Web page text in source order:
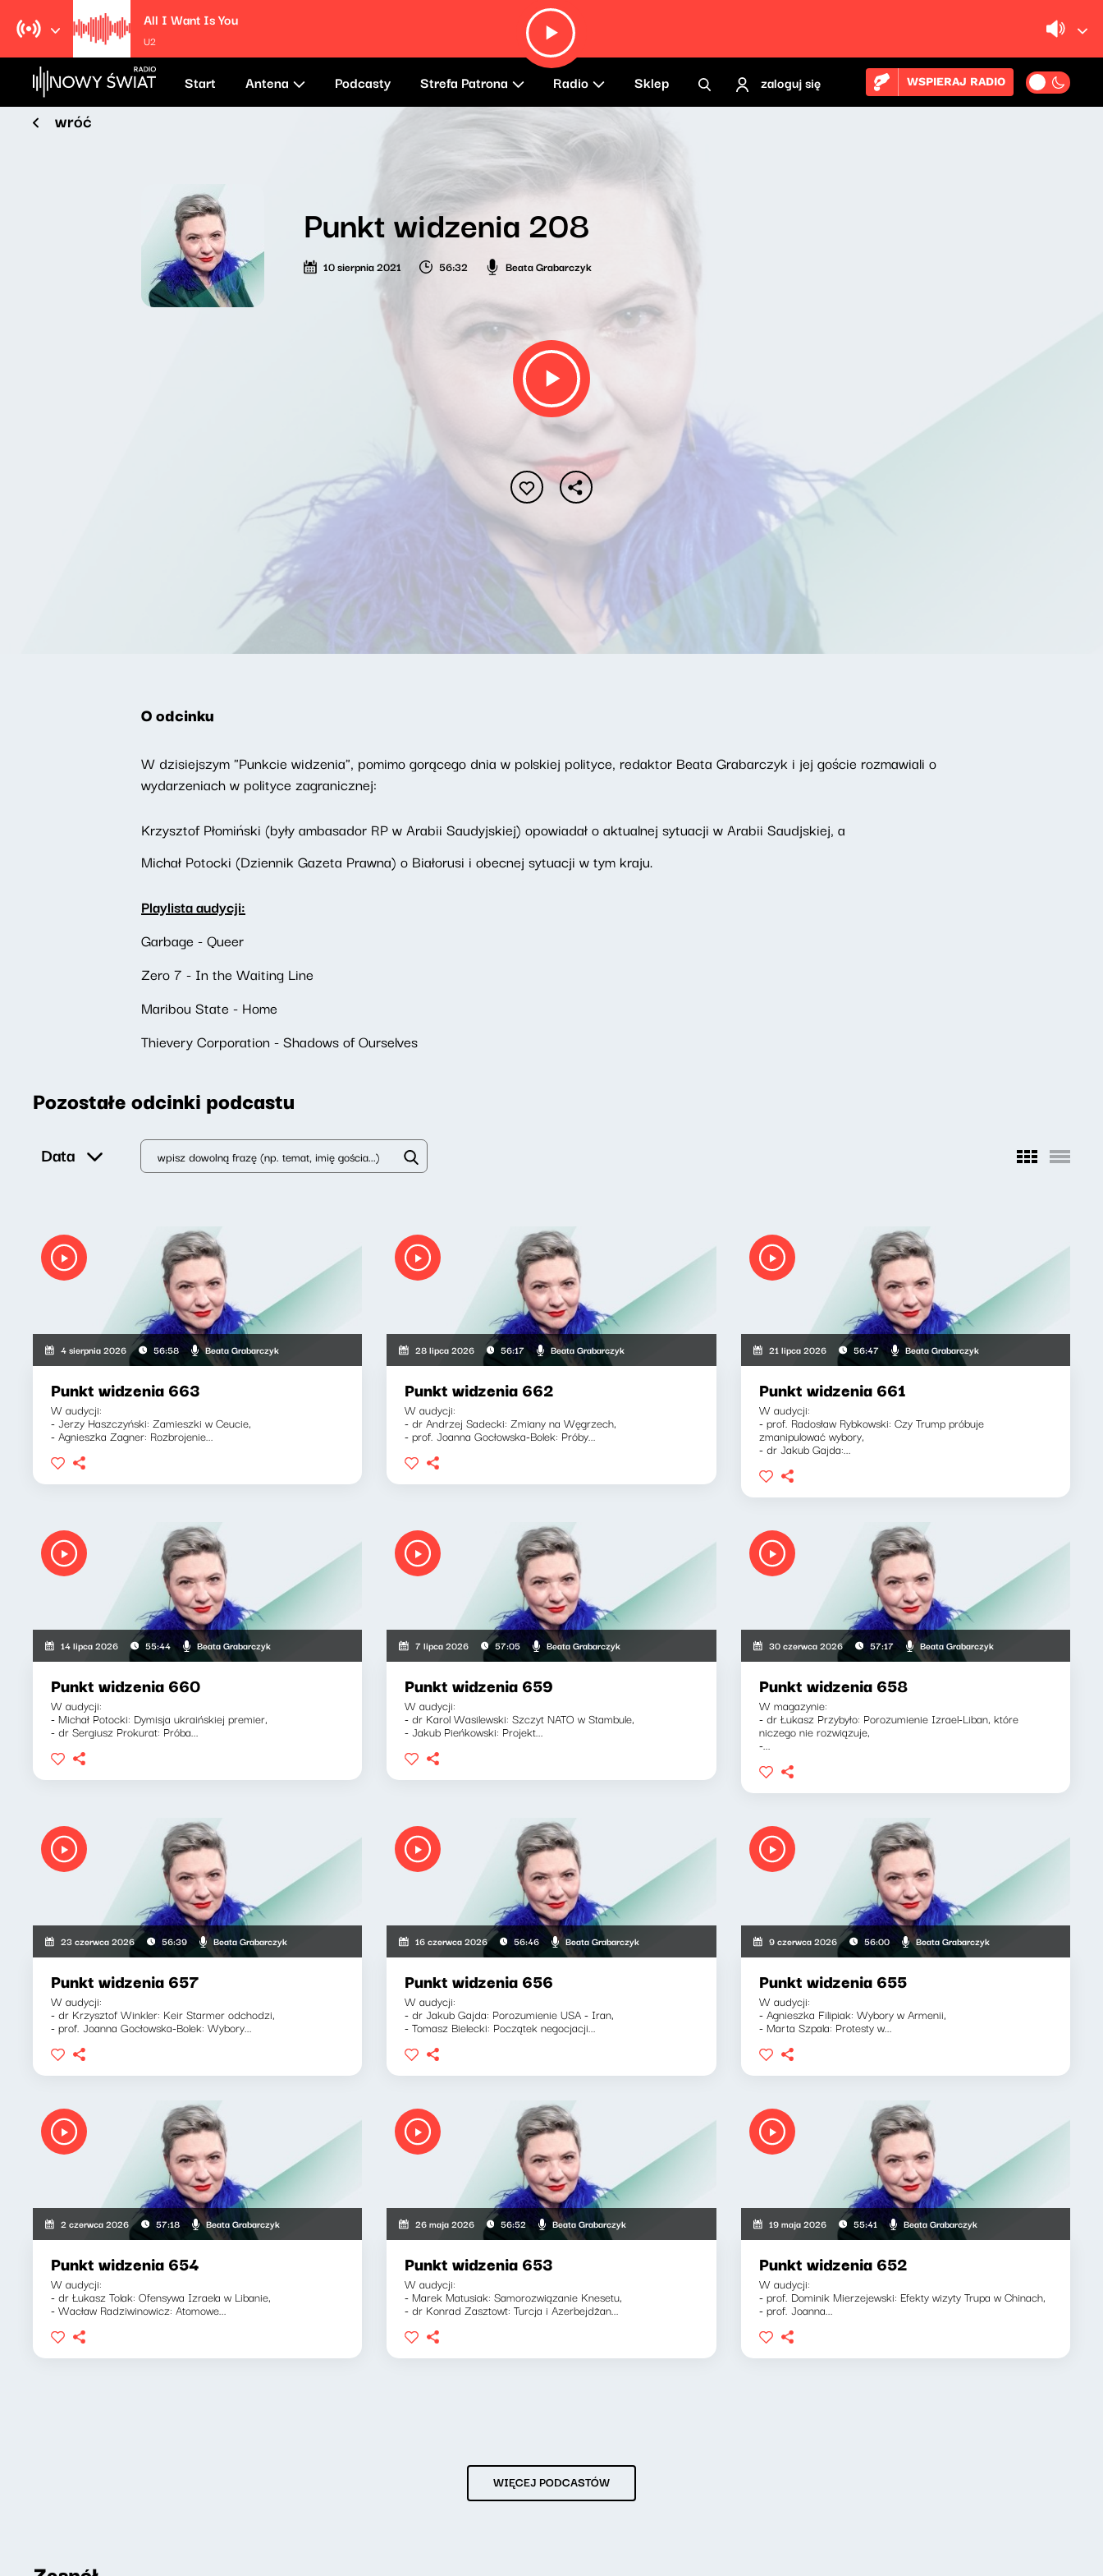
All I Want Is You
U2
Start Antena Podcasty Strefa Patrona Radio Sklep zaloguj się WSPIERAJ RADIO
wróć
Punkt widzenia 208
10 sierpnia 2021 56:32 Beata Grabarczyk
O odcinku
W dzisiejszym "Punkcie widzenia", pomimo gorącego dnia w polskiej polityce, redaktor Beata Grabarczyk i jej goście rozmawiali o
wydarzeniach w polityce zagranicznej:
Krzysztof Płomiński (były ambasador RP w Arabii Saudyjskiej) opowiadał o aktualnej sytuacji w Arabii Saudjskiej, a
Michał Potocki (Dziennik Gazeta Prawna) o Białorusi i obecnej sytuacji w tym kraju.
Playlista audycji:
Garbage - Queer
Zero 7 - In the Waiting Line
Maribou State - Home
Thievery Corporation - Shadows of Ourselves
Pozostałe odcinki podcastu
Data
4 sierpnia 2026 56:58 Beata Grabarczyk
Punkt widzenia 663
W audycji:
- Jerzy Haszczyński: Zamieszki w Ceucie,
- Agnieszka Zagner: Rozbrojenie...
28 lipca 2026 56:17 Beata Grabarczyk
Punkt widzenia 662
W audycji:
- dr Andrzej Sadecki: Zmiany na Węgrzech,
- prof. Joanna Gocłowska-Bolek: Próby...
21 lipca 2026 56:47 Beata Grabarczyk
Punkt widzenia 661
W audycji:
- prof. Radosław Rybkowski: Czy Trump próbuje
zmanipulować wybory,
- dr Jakub Gajda:...
14 lipca 2026 55:44 Beata Grabarczyk
Punkt widzenia 660
W audycji:
- Michał Potocki: Dymisja ukraińskiej premier,
- dr Sergiusz Prokurat: Próba...
7 lipca 2026 57:05 Beata Grabarczyk
Punkt widzenia 659
W audycji:
- dr Karol Wasilewski: Szczyt NATO w Stambule,
- Jakub Pieńkowski: Projekt...
30 czerwca 2026 57:17 Beata Grabarczyk
Punkt widzenia 658
W magazynie:
- dr Łukasz Przybyło: Porozumienie Izrael-Liban, które
niczego nie rozwiązuje,
-...
23 czerwca 2026 56:39 Beata Grabarczyk
Punkt widzenia 657
W audycji:
- dr Krzysztof Winkler: Keir Starmer odchodzi,
- prof. Joanna Gocłowska-Bolek: Wybory...
16 czerwca 2026 56:46 Beata Grabarczyk
Punkt widzenia 656
W audycji:
- dr Jakub Gajda: Porozumienie USA - Iran,
- Tomasz Bielecki: Początek negocjacji...
9 czerwca 2026 56:00 Beata Grabarczyk
Punkt widzenia 655
W audycji:
- Agnieszka Filipiak: Wybory w Armenii,
- Marta Szpala: Protesty w...
2 czerwca 2026 57:18 Beata Grabarczyk
Punkt widzenia 654
W audycji:
- dr Łukasz Tolak: Ofensywa Izraela w Libanie,
- Wacław Radziwinowicz: Atomowe...
26 maja 2026 56:52 Beata Grabarczyk
Punkt widzenia 653
W audycji:
- Marek Matusiak: Samorozwiązanie Knesetu,
- dr Konrad Zasztowt: Turcja i Azerbejdżan...
19 maja 2026 55:41 Beata Grabarczyk
Punkt widzenia 652
W audycji:
- prof. Dominik Mierzejewski: Efekty wizyty Trupa w Chinach,
- prof. Joanna...
WIĘCEJ PODCASTÓW